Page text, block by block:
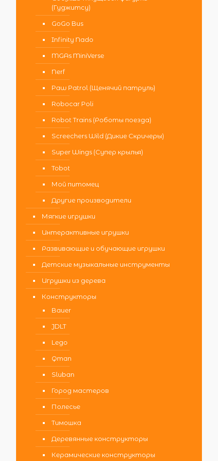
(Гуджитсу)
GoGo Bus
Infinity Nado
MGAs MiniVerse
Nerf
Paw Patrol (Щенячий патруль)
Robocar Poli
Robot Trains (Роботы поезда)
Screechers Wild (Дикие Скричеры)
Super Wings (Супер крылья)
Tobot
Мой питомец
Другие производители
Мягкие игрушки
Интерактивные игрушки
Развивающие и обучающие игрушки
Детские музыкальные инструменты
Игрушки из дерева
Конструкторы
Bauer
JDLT
Lego
Qman
Sluban
Город мастеров
Полесье
Тимошка
Деревянные конструкторы
Керамические конструкторы